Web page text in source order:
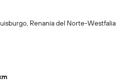
Renania del Norte-Westfalia